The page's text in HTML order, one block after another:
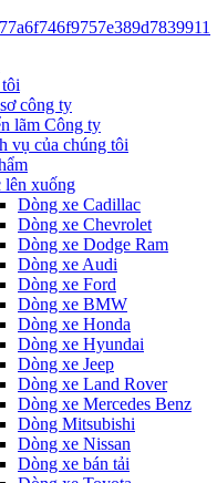
công ty
lãm Công ty
vụ của chúng tôi
lên xuống
Dòng xe Cadillac
Dòng xe Chevrolet
Dòng xe Dodge Ram
Dòng xe Audi
Dòng xe Ford
Dòng xe BMW
Dòng xe Honda
Dòng xe Hyundai
Dòng xe Jeep
Dòng xe Land Rover
Dòng xe Mercedes Benz
Dòng Mitsubishi
Dòng xe Nissan
Dòng xe bán tải